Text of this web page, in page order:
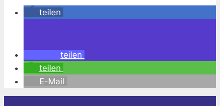
teilen
teilen
teilen
E-Mail